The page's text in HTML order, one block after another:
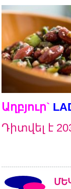
Աղբյուր`
Դիտվել է